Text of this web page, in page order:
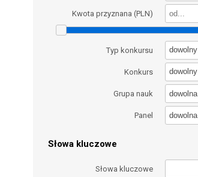
Kwota przyznana (PLN)
Typ konkursu dowolny
Konkurs dowolny
Grupa nauk dowolna
Panel dowolna
Słowa kluczowe
Słowa kluczowe